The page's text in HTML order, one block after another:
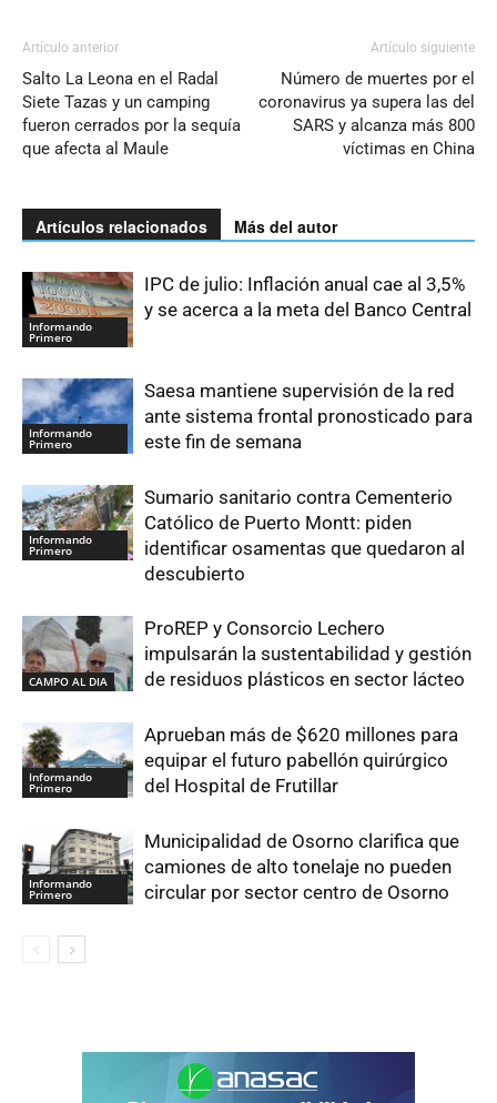
Artículo anterior
Salto La Leona en el Radal
Siete Tazas y un camping
fueron cerrados por la sequía
que afecta al Maule
Artículo siguiente
Número de muertes por el
coronavirus ya supera las del
SARS y alcanza más 800
víctimas en China
Artículos relacionados Más del autor
Informando
Primero
IPC de julio: Inflación anual cae al 3,5%
y se acerca a la meta del Banco Central
Informando
Primero
Saesa mantiene supervisión de la red
ante sistema frontal pronosticado para
este fin de semana
Informando
Primero
Sumario sanitario contra Cementerio
Católico de Puerto Montt: piden
identificar osamentas que quedaron al
descubierto
CAMPO AL DIA
ProREP y Consorcio Lechero
impulsarán la sustentabilidad y gestión
de residuos plásticos en sector lácteo
Informando
Primero
Aprueban más de $620 millones para
equipar el futuro pabellón quirúrgico
del Hospital de Frutillar
Informando
Primero
Municipalidad de Osorno clarifica que
camiones de alto tonelaje no pueden
circular por sector centro de Osorno